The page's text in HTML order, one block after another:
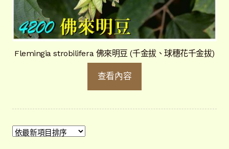
Flemingia strobilifera 佛來明豆 (千金拔、球穗花千金拔)
查看內容